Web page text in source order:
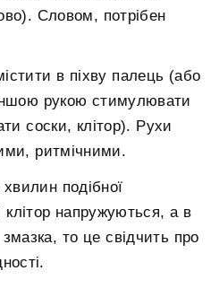
Словом, потрібен
в піхву палець (або
рукою стимулювати
соски, клітор). Рухи
ритмічними.
подібної
клітор напружуються, а в
змазка, то це свідчить про